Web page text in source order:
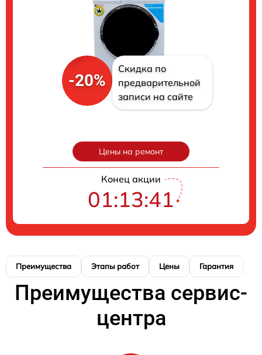
-20%
Скидка по
предварительной
записи на сайте
Цены на ремонт
Конец акции
01:13:41
Преимущества Этапы работ Цены Гарантия
Преимущества сервис-
центра